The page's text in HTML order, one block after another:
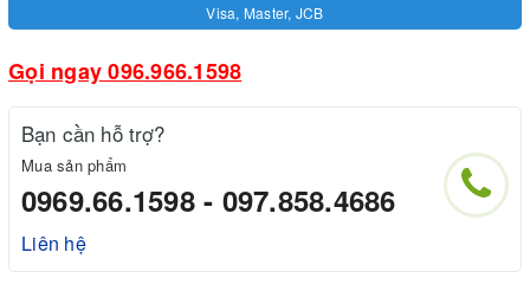
Visa, Master, JCB
Gọi ngay 096.966.1598
Bạn cần hỗ trợ?
Mua sản phẩm
0969.66.1598 - 097.858.4686
Liên hệ